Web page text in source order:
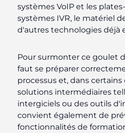
systèmes VoIP et les
systèmes IVR, le matériel
d'autres technologies déjà
Pour surmonter ce goulet
faut se préparer
processus et, dans certains
solutions intermédiaires
intergiciels ou des outils
convient également de
fonctionnalités de